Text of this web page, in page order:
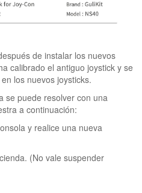
de instalar los nuevos
calibrado el antiguo joystick y se
los nuevos joysticks.
se puede resolver con una
a continuación:
y realice una nueva
(No vale suspender